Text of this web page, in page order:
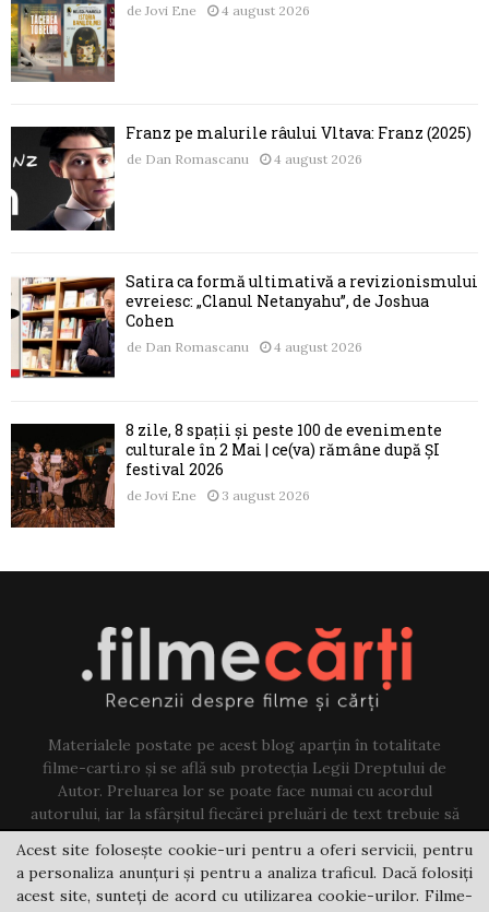
de Jovi Ene 4 august 2026
Franz pe malurile râului Vltava: Franz (2025)
de Dan Romascanu 4 august 2026
Satira ca formă ultimativă a revizionismului
evreiesc: „Clanul Netanyahu”, de Joshua
Cohen
de Dan Romascanu 4 august 2026
8 zile, 8 spații și peste 100 de evenimente
culturale în 2 Mai | ce(va) rămâne după ȘI
festival 2026
de Jovi Ene 3 august 2026
Materialele postate pe acest blog aparțin în totalitate
filme-carti.ro și se află sub protecția Legii Dreptului de
Autor. Preluarea lor se poate face numai cu acordul
autorului, iar la sfârșitul fiecărei preluări de text trebuie să
existe un link către acest blog.
Contact us:jovi@filme-carti.ro
Acest site folosește cookie-uri pentru a oferi servicii, pentru
a personaliza anunțuri și pentru a analiza traficul. Dacă folosiți
acest site, sunteți de acord cu utilizarea cookie-urilor. Filme-